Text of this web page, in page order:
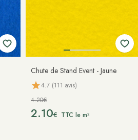
Chute de Stand Event - Jaune
4.7 (111 avis)
4.20€
2.10€ TTC le m²